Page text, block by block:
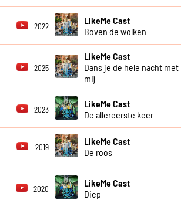
2022
LikeMe Cast
Boven de wolken
2025
LikeMe Cast
Dans je de hele nacht met
mij
2023
LikeMe Cast
De allereerste keer
2019
LikeMe Cast
De roos
2020
LikeMe Cast
Diep